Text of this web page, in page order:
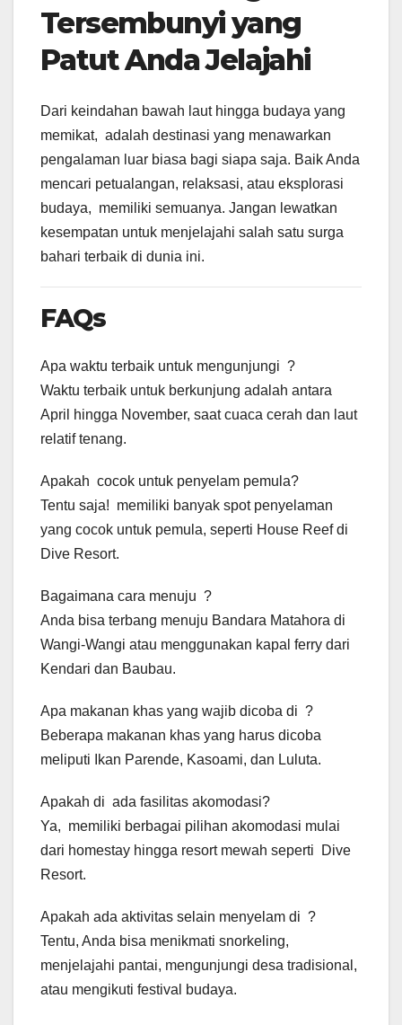
Tersembunyi yang
Patut Anda Jelajahi
Dari keindahan bawah laut hingga budaya yang
memikat, adalah destinasi yang menawarkan
pengalaman luar biasa bagi siapa saja. Baik Anda
mencari petualangan, relaksasi, atau eksplorasi
budaya, memiliki semuanya. Jangan lewatkan
kesempatan untuk menjelajahi salah satu surga
bahari terbaik di dunia ini.
FAQs
Apa waktu terbaik untuk mengunjungi ?
Waktu terbaik untuk berkunjung adalah antara
April hingga November, saat cuaca cerah dan laut
relatif tenang.
Apakah cocok untuk penyelam pemula?
Tentu saja! memiliki banyak spot penyelaman
yang cocok untuk pemula, seperti House Reef di
Dive Resort.
Bagaimana cara menuju ?
Anda bisa terbang menuju Bandara Matahora di
Wangi-Wangi atau menggunakan kapal ferry dari
Kendari dan Baubau.
Apa makanan khas yang wajib dicoba di ?
Beberapa makanan khas yang harus dicoba
meliputi Ikan Parende, Kasoami, dan Luluta.
Apakah di ada fasilitas akomodasi?
Ya, memiliki berbagai pilihan akomodasi mulai
dari homestay hingga resort mewah seperti Dive
Resort.
Apakah ada aktivitas selain menyelam di ?
Tentu, Anda bisa menikmati snorkeling,
menjelajahi pantai, mengunjungi desa tradisional,
atau mengikuti festival budaya.